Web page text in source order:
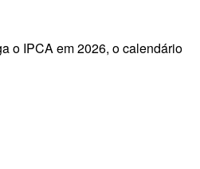
o IPCA em 2026, o calendário